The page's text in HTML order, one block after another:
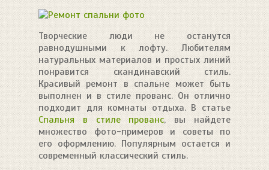
Творческие люди не останутся
равнодушными к лофту. Любителям
натуральных материалов и простых линий
понравится скандинавский стиль.
Красивый ремонт в спальне может быть
выполнен и в стиле прованс. Он отлично
подходит для комнаты отдыха. В статье
Спальня в стиле прованс, вы найдете
множество фото-примеров и советы по
его оформлению. Популярным остается и
современный классический стиль.